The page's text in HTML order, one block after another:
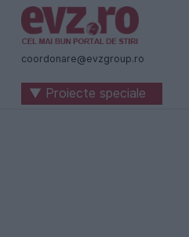
Știri
naționale
internaționale
coordonare@evzgroup.ro
▼ Proiecte speciale